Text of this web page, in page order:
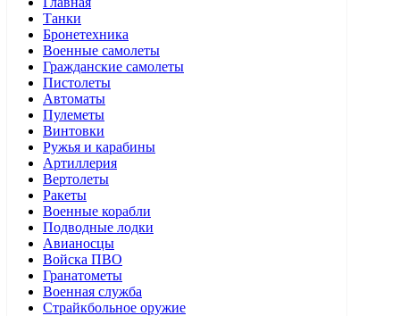
Танки
Бронетехника
Военные самолеты
Гражданские самолеты
Пистолеты
Автоматы
Пулеметы
Винтовки
Ружья и карабины
Артиллерия
Вертолеты
Ракеты
Военные корабли
Подводные лодки
Авианосцы
Войска ПВО
Гранатометы
Военная служба
Страйкбольное оружие